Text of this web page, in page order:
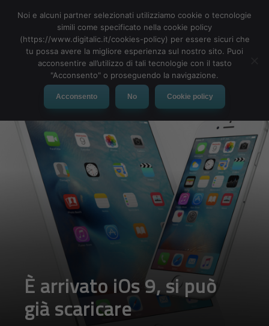
MENU
È arrivato iOs 9, si può
già scaricare
Noi e alcuni partner selezionati utilizziamo cookie o tecnologie
simili come specificato nella cookie policy
(https://www.digitalic.it/cookies-policy) per essere sicuri che
tu possa avere la migliore esperienza sul nostro sito. Puoi
acconsentire all’utilizzo di tali tecnologie con il tasto
"Acconsento" o proseguendo la navigazione.
Acconsento No Cookie policy